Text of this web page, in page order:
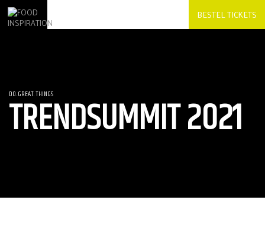
BESTEL TICKETS
DO. GREAT. THINGS
TRENDSUMMIT 2021